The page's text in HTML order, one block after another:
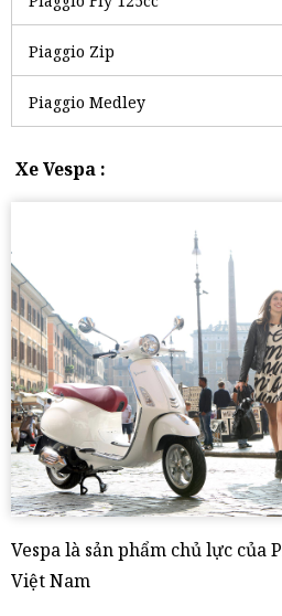
Piaggio Zip
Piaggio Medley
Xe Vespa :
Vespa là sản phẩm chủ lực
Việt Nam